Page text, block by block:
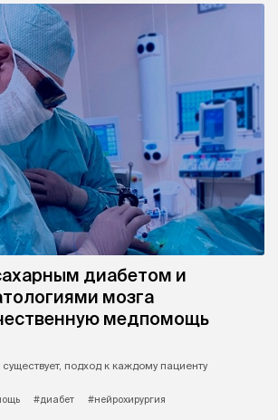
диабетом и
мозга
медпомощь
подход к каждому пациенту
#диабет
#нейрохирургия